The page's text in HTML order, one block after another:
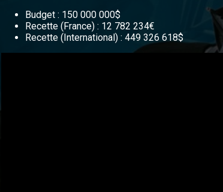
Budget : 150 000 000$
Recette (France) : 12 782 234€
Recette (International) : 449 326 618$